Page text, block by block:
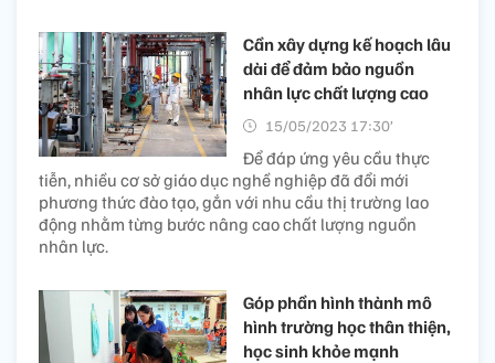
Cần xây dựng kế hoạch lâu
dài để đảm bảo nguồn
nhân lực chất lượng cao
15/05/2023 17:30’
Để đáp ứng yêu cầu thực
tiễn, nhiều cơ sở giáo dục nghề nghiệp đã đổi mới
phương thức đào tạo, gắn với nhu cầu thị trường lao
động nhằm từng bước nâng cao chất lượng nguồn
nhân lực.
Góp phần hình thành mô
hình trường học thân thiện,
học sinh khỏe mạnh